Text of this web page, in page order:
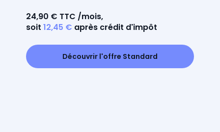
24,90 € TTC /mois,
soit 12,45 € après crédit d'impôt
Découvrir l'offre Standard